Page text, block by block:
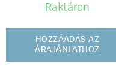
Raktáron
HOZZÁADÁS AZ
ÁRAJÁNLATHOZ